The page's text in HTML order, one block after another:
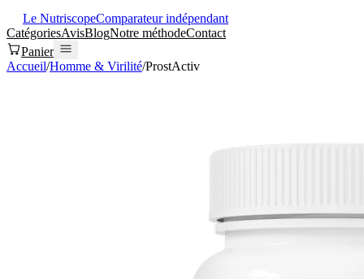
Le NutriscopeComparateur indépendant
CatégoriesAvisBlogNotre méthodeContact
Panier
Accueil/Homme & Virilité/ProstActiv